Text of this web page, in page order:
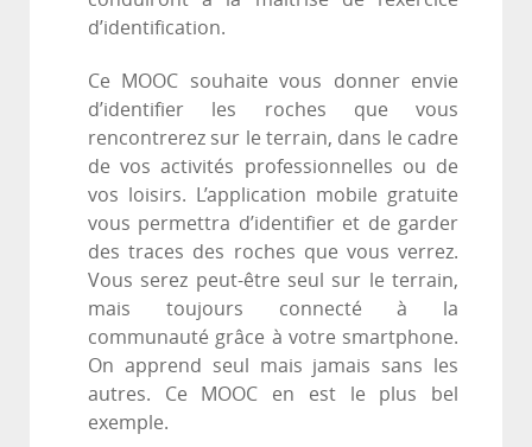
d’identification.
Ce MOOC souhaite vous donner envie
d’identifier les roches que vous
rencontrerez sur le terrain, dans le cadre
de vos activités professionnelles ou de
vos loisirs. L’application mobile gratuite
vous permettra d’identifier et de garder
des traces des roches que vous verrez.
Vous serez peut-être seul sur le terrain,
mais toujours connecté à la
communauté grâce à votre smartphone.
On apprend seul mais jamais sans les
autres. Ce MOOC en est le plus bel
exemple.